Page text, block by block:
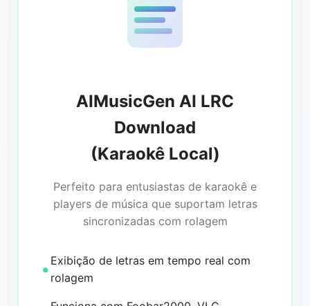
AIMusicGen AI LRC
Download
(Karaokê Local)
Perfeito para entusiastas de karaokê e
players de música que suportam letras
sincronizadas com rolagem
Exibição de letras em tempo real com
rolagem